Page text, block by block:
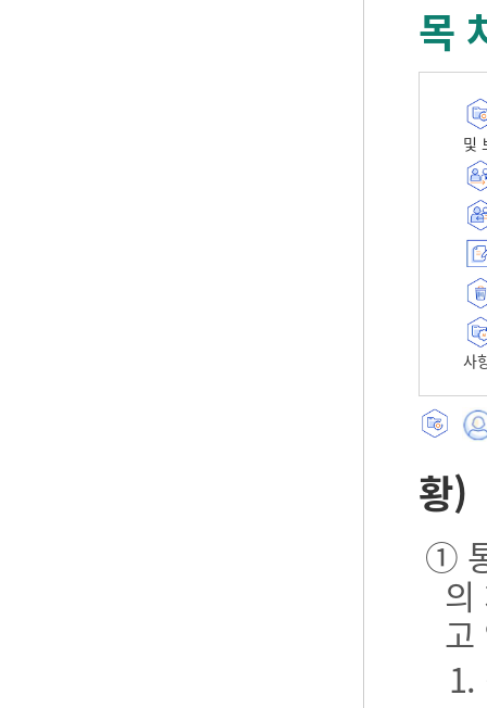
목
및
사
황)
①
의
고
1.